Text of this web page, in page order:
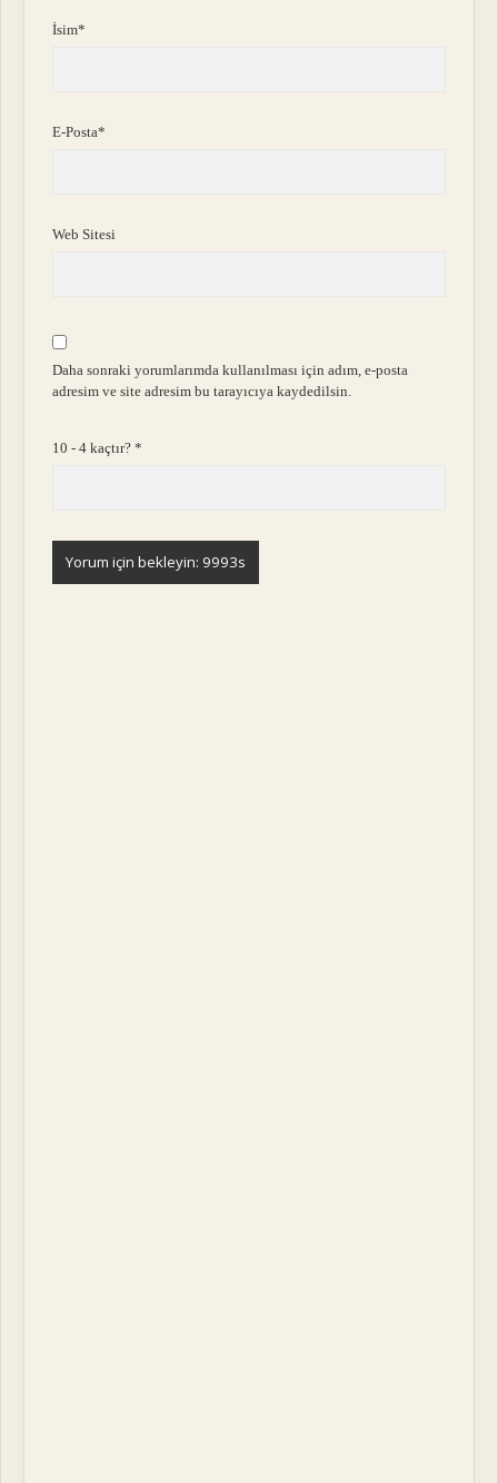
İsim*
E-Posta*
Web Sitesi
Daha sonraki yorumlarımda kullanılması için adım, e-posta
adresim ve site adresim bu tarayıcıya kaydedilsin.
10 - 4 kaçtır?*